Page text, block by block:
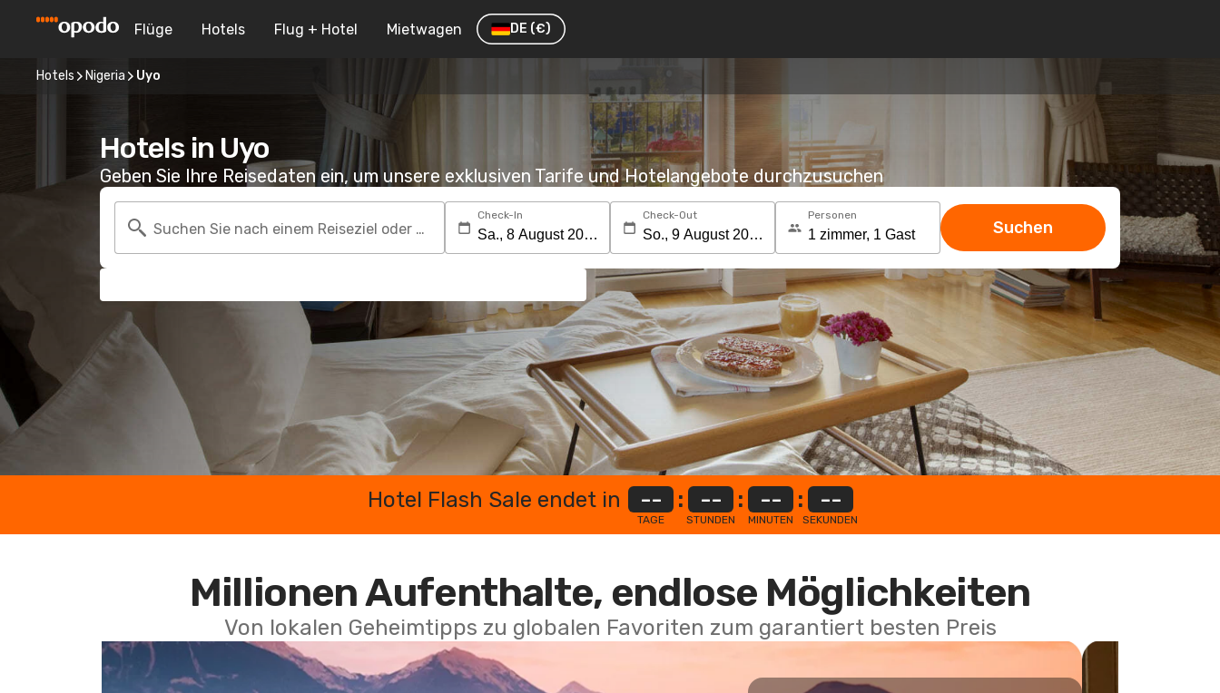
Flüge Hotels Flug + Hotel Mietwagen DE (€)
Hotels Nigeria Uyo
Hotels in Uyo
Geben Sie Ihre Reisedaten ein, um unsere exklusiven Tarife und Hotelangebote durchzusuchen
Suchen Sie nach einem Reiseziel oder Hotel
Check-In Check-Out Personen
Suchen
Hotel Flash Sale endet in --
TAGE
: --
STUNDEN
: --
MINUTEN
: --
SEKUNDEN
Millionen Aufenthalte, endlose Möglichkeiten
Von lokalen Geheimtipps zu globalen Favoriten zum garantiert besten Preis